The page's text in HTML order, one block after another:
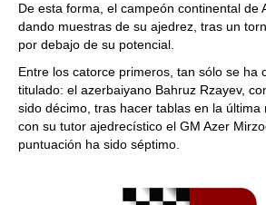
De esta forma, el campeón continental de
dando muestras de su ajedrez, tras un
por debajo de su potencial.
Entre los catorce primeros, tan sólo se ha
titulado: el azerbaiyano Bahruz Rzayev,
sido décimo, tras hacer tablas en la última
con su tutor ajedrecístico el GM Azer
puntuación ha sido séptimo.